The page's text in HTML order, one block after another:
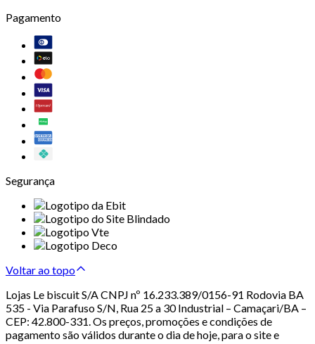
Pagamento
Segurança
Voltar ao topo
Lojas Le biscuit S/A CNPJ nº 16.233.389/0156-91 Rodovia BA
535 - Via Parafuso S/N, Rua 25 a 30 Industrial – Camaçari/BA –
CEP: 42.800-331. Os preços, promoções e condições de
pagamento são válidos durante o dia de hoje, para o site e